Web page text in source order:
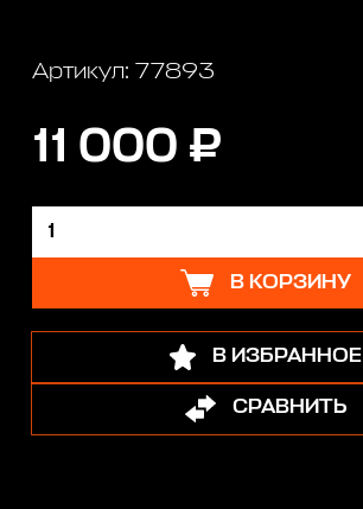
Артикул: 77893
11 000 ₽
В КОРЗИНУ
В ИЗБРАННОЕ
СРАВНИТЬ